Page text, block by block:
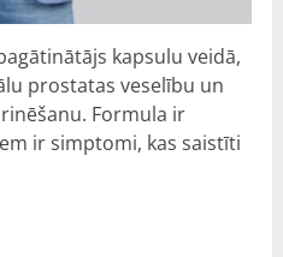
kapsulu veidā,
prostatas veselību un
Formula ir
ir simptomi, kas saistīti